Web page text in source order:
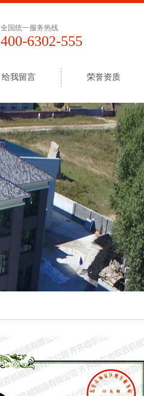
全国统一服务热线
400-6302-555
给我留言 荣誉资质